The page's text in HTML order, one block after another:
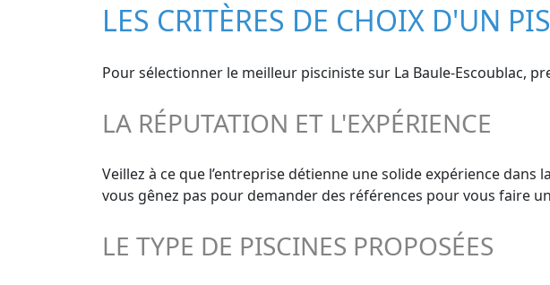
LES CRITÈRES DE CHOIX D'UN
Pour sélectionner le meilleur pisciniste sur La Baule-Escoublac,
LA RÉPUTATION ET L'EXPÉRIENCE
Veillez à ce que l’entreprise détienne une solide expérience
vous gênez pas pour demander des références pour vous faire
LE TYPE DE PISCINES PROPOSÉES